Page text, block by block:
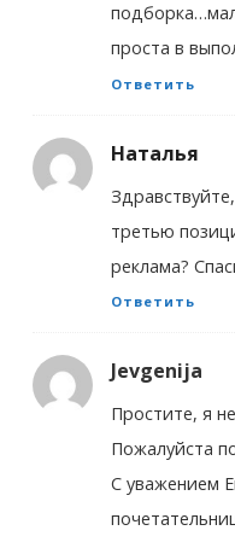
проста в
Ответить
Наталья
третью
реклама?
Ответить
Jevgenija
Простите, я
Пожалуйста
С уважением